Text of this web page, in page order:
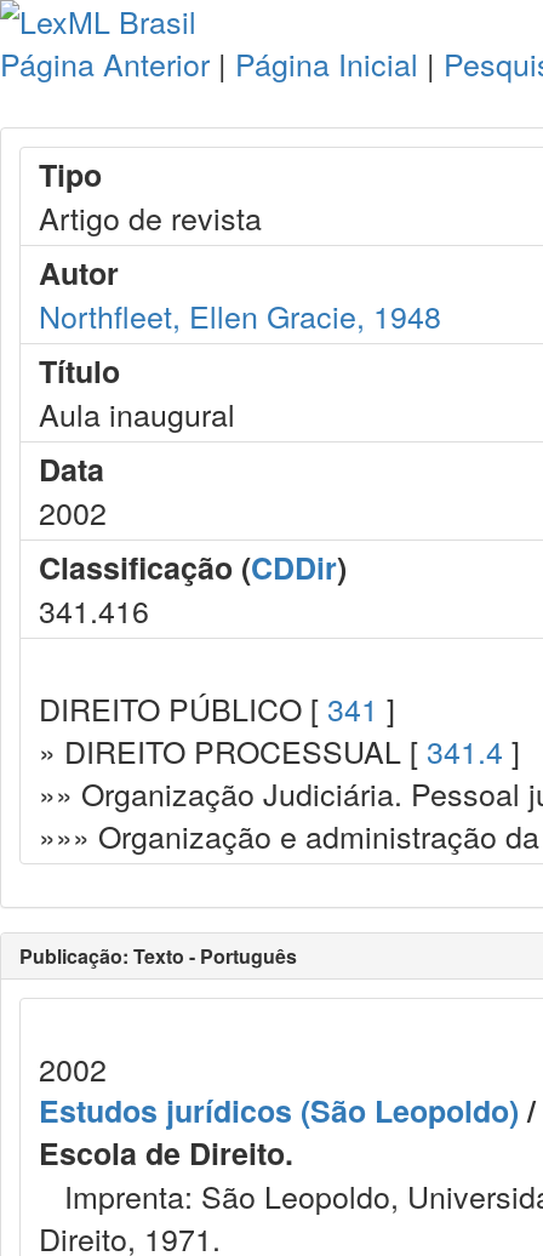
Página Anterior | Página Inicial |
Tipo
Artigo de revista
Autor
Northfleet, Ellen Gracie, 1948
Título
Aula inaugural
Data
2002
Classificação (CDDir)
341.416
DIREITO PÚBLICO [ 341 ]
» DIREITO PROCESSUAL [ 341.4 ]
»» Organização Judiciária. Pessoal
»»» Organização e administração
Publicação: Texto - Português
2002
Estudos jurídicos (São Leopoldo)/
Escola de Direito.
Imprenta: São Leopoldo,
Direito, 1971.